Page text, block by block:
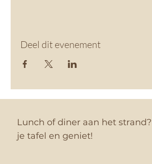
Deel dit evenement
Lunch of diner aan het
je tafel en geniet!